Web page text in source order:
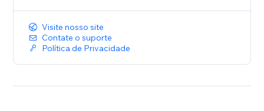
Visite nosso site
Contate o suporte
Política de Privacidade